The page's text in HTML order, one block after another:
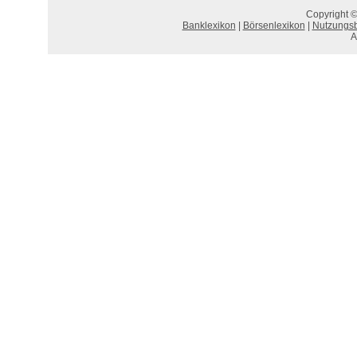
Copyright
Banklexikon
Börsenlexikon